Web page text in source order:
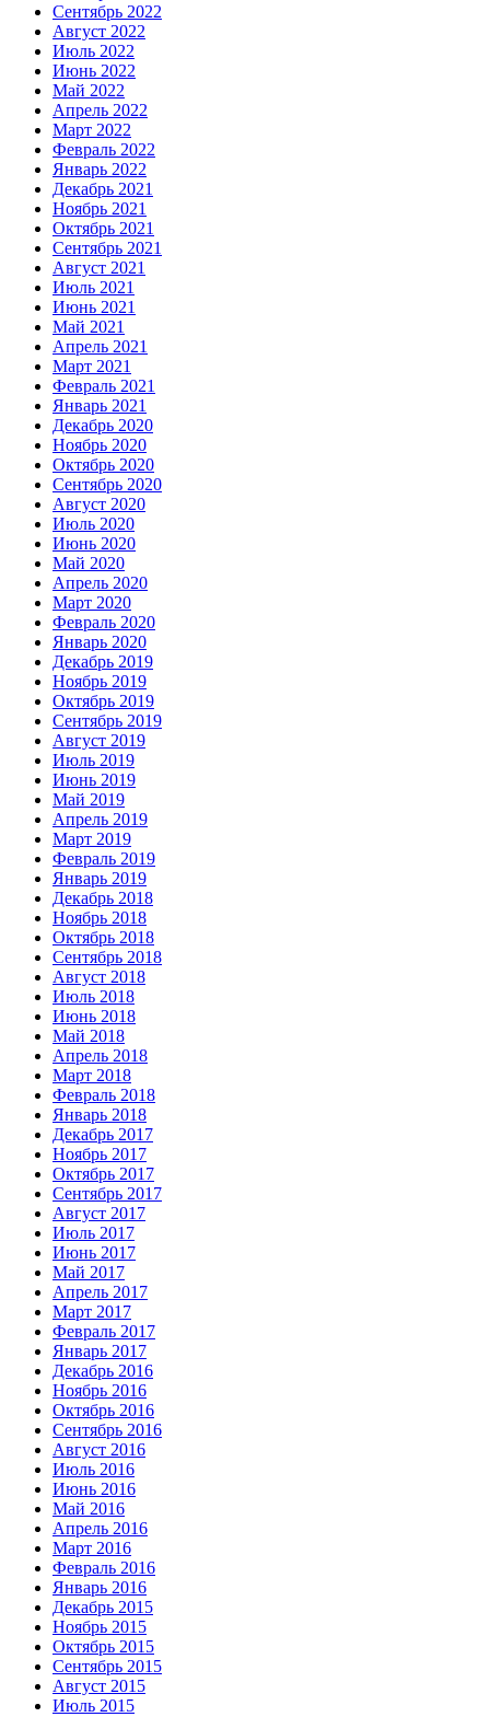
Сентябрь 2022
Август 2022
Июль 2022
Июнь 2022
Май 2022
Апрель 2022
Март 2022
Февраль 2022
Январь 2022
Декабрь 2021
Ноябрь 2021
Октябрь 2021
Сентябрь 2021
Август 2021
Июль 2021
Июнь 2021
Май 2021
Апрель 2021
Март 2021
Февраль 2021
Январь 2021
Декабрь 2020
Ноябрь 2020
Октябрь 2020
Сентябрь 2020
Август 2020
Июль 2020
Июнь 2020
Май 2020
Апрель 2020
Март 2020
Февраль 2020
Январь 2020
Декабрь 2019
Ноябрь 2019
Октябрь 2019
Сентябрь 2019
Август 2019
Июль 2019
Июнь 2019
Май 2019
Апрель 2019
Март 2019
Февраль 2019
Январь 2019
Декабрь 2018
Ноябрь 2018
Октябрь 2018
Сентябрь 2018
Август 2018
Июль 2018
Июнь 2018
Май 2018
Апрель 2018
Март 2018
Февраль 2018
Январь 2018
Декабрь 2017
Ноябрь 2017
Октябрь 2017
Сентябрь 2017
Август 2017
Июль 2017
Июнь 2017
Май 2017
Апрель 2017
Март 2017
Февраль 2017
Январь 2017
Декабрь 2016
Ноябрь 2016
Октябрь 2016
Сентябрь 2016
Август 2016
Июль 2016
Июнь 2016
Май 2016
Апрель 2016
Март 2016
Февраль 2016
Январь 2016
Декабрь 2015
Ноябрь 2015
Октябрь 2015
Сентябрь 2015
Август 2015
Июль 2015